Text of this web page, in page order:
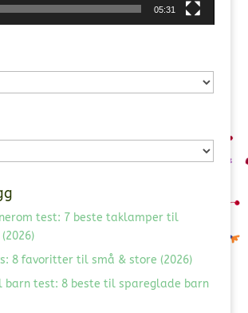
05:31
test: 7 beste taklamper til
8 favoritter til små & store (2026)
barn test: 8 beste til spareglade barn